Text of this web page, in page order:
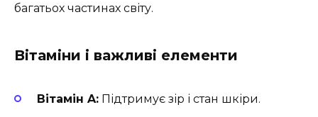
багатьох частинах світу.
Вітаміни і важливі елементи
Вітамін A: Підтримує зір і стан шкіри.